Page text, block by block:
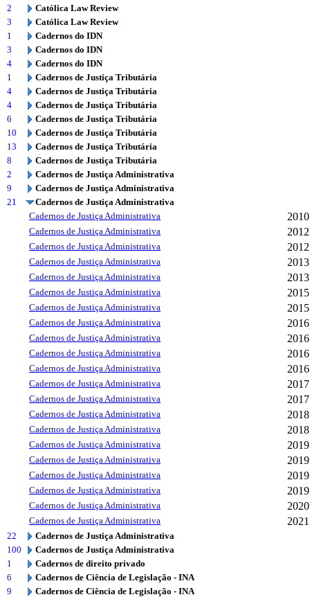
2
Católica Law Review
3
Católica Law Review
1
Cadernos do IDN
3
Cadernos do IDN
4
Cadernos do IDN
1
Cadernos de Justiça Tributária
4
Cadernos de Justiça Tributária
4
Cadernos de Justiça Tributária
6
Cadernos de Justiça Tributária
10
Cadernos de Justiça Tributária
13
Cadernos de Justiça Tributária
8
Cadernos de Justiça Tributária
2
Cadernos de Justiça Administrativa
9
Cadernos de Justiça Administrativa
21
Cadernos de Justiça Administrativa
Cadernos de Justiça Administrativa
2010
Cadernos de Justiça Administrativa 2012
Cadernos de Justiça Administrativa 2012
Cadernos de Justiça Administrativa 2013
Cadernos de Justiça Administrativa 2013
Cadernos de Justiça Administrativa 2015
Cadernos de Justiça Administrativa 2015
Cadernos de Justiça Administrativa 2016
Cadernos de Justiça Administrativa 2016
Cadernos de Justiça Administrativa 2016
Cadernos de Justiça Administrativa 2016
Cadernos de Justiça Administrativa 2017
Cadernos de Justiça Administrativa 2017
Cadernos de Justiça Administrativa 2018
Cadernos de Justiça Administrativa 2018
Cadernos de Justiça Administrativa 2019
Cadernos de Justiça Administrativa 2019
Cadernos de Justiça Administrativa 2019
Cadernos de Justiça Administrativa 2019
Cadernos de Justiça Administrativa 2020
Cadernos de Justiça Administrativa 2021
22
Cadernos de Justiça Administrativa
100
Cadernos de Justiça Administrativa
1
Cadernos de direito privado
6
Cadernos de Ciência de Legislação - INA
9
Cadernos de Ciência de Legislação - INA